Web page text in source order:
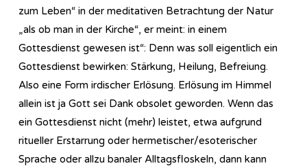
zum Leben“ in der meditativen Betrachtung der Natur
„als ob man in der Kirche“, er meint: in einem
Gottesdienst gewesen ist“: Denn was soll eigentlich ein
Gottesdienst bewirken: Stärkung, Heilung, Befreiung.
Also eine Form irdischer Erlösung. Erlösung im Himmel
allein ist ja Gott sei Dank obsolet geworden. Wenn das
ein Gottesdienst nicht (mehr) leistet, etwa aufgrund
ritueller Erstarrung oder hermetischer/esoterischer
Sprache oder allzu banaler Alltagsfloskeln, dann kann